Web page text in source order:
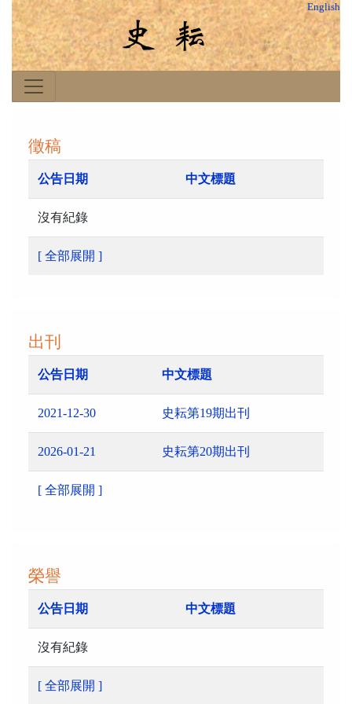
English
徵稿
公告日期 中文標題
沒有紀錄
[ 全部展開 ]
出刊
公告日期 中文標題
2021-12-30 史耘第19期出刊
2026-01-21 史耘第20期出刊
[ 全部展開 ]
榮譽
公告日期 中文標題
沒有紀錄
[ 全部展開 ]